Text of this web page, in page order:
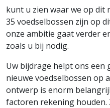
kunt u zien waar we op dit
35 voedselbossen zijn op
onze ambitie gaat verder
zoals u bij nodig.
Uw bijdrage helpt ons een
nieuwe voedselbossen op
ontwerp is enorm
factoren rekening houden.